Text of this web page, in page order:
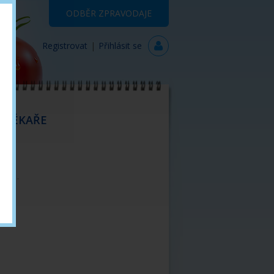
ODBĚR ZPRAVODAJE
Přihlásit se
|
Registrovat
LÉKAŘE